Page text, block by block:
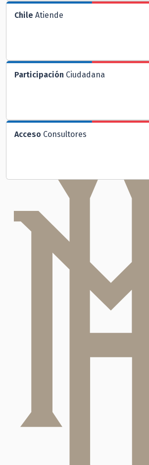
Chile Atiende
Participación Ciudadana
Acceso Consultores